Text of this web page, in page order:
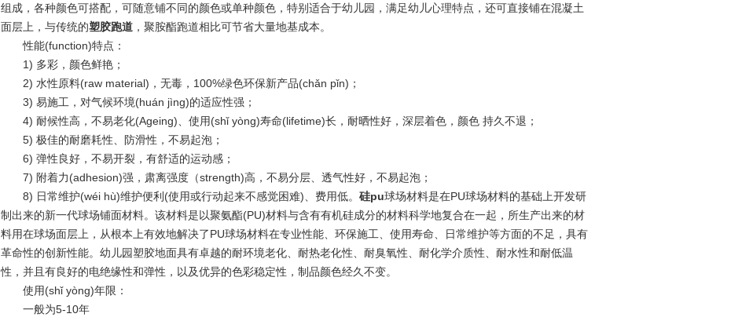
组成，各种颜色可搭配，可随意铺不同的颜色或单种颜色，特别适合于幼儿园，满足幼儿心理特点，还可直接铺在混凝土
面层上，与传统的塑胶跑道 ，聚胺酯跑道相比可节省大量地基成本。
性能(function)特点：
1) 多彩，颜色鲜艳；
2) 水性原料(raw material)，无毒，100%绿色环保新产品(chǎn pǐn)；
3) 易施工，对气候环境(huán jìng)的适应性强；
4) 耐候性高，不易老化(Ageing)、使用(shǐ yòng)寿命(lifetime)长，耐晒性好，深层着色，颜色 持久不退；
5) 极佳的耐磨耗性、防滑性，不易起泡；
6) 弹性良好，不易开裂，有舒适的运动感；
7) 附着力(adhesion)强，肃离强度（strength)高，不易分层、透气性好，不易起泡；
8) 日常维护(wéi hù)维护便利(使用或行动起来不感觉困难)、费用低。 硅pu球场材料是在PU球场材料的基础上开发研
制出来的新一代球场铺面材料。该材料是以聚氨酯(PU)材料与含有有机硅成分的材料科学地复合在一起，所生产出来的材
料用在球场面层上，从根本上有效地解决了PU球场材料在专业性能、环保施工、使用寿命、日常维护等方面的不足，具有
革命性的创新性能。幼儿园塑胶地面具有卓越的耐环境老化、耐热老化性、耐臭氧性、耐化学介质性、耐水性和耐低温
性，并且有良好的电绝缘性和弹性，以及优异的色彩稳定性，制品颜色经久不变。
使用(shǐ yòng)年限：
一般为5-10年